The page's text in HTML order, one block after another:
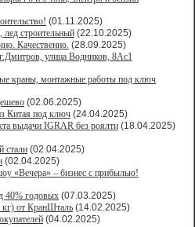
(01.11.2025)
лед строительный (22.10.2025)
Качественно. (28.09.2025)
улица Водников, 8Ас1
краны, монтажные работы под ключ
(02.06.2025)
Китая под ключ (24.04.2025)
выдачи IGRAR без роялти (18.04.2025)
стали (02.04.2025)
(02.04.2025)
«Вечера» – бизнес с прибылью!
40% годовых (07.03.2025)
кг) от КранШталь (14.02.2025)
(04.02.2025)